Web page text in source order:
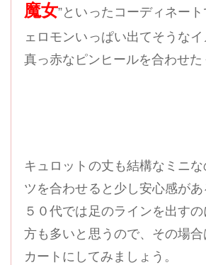
魔女”といったコーディネー
ェロモンいっぱい出てそうなイ
真っ赤なピンヒールを合わせた
キュロットの丈も結構なミニ
ツを合わせると少し安心感があ
５０代では足のラインを出す
方も多いと思うので、その場
カートにしてみましょう。